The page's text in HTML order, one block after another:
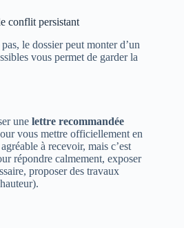
conflit persistant
le dossier peut monter d’un
vous permet de garder la
une lettre recommandée
vous mettre officiellement en
à recevoir, mais c’est
répondre calmement, exposer
proposer des travaux